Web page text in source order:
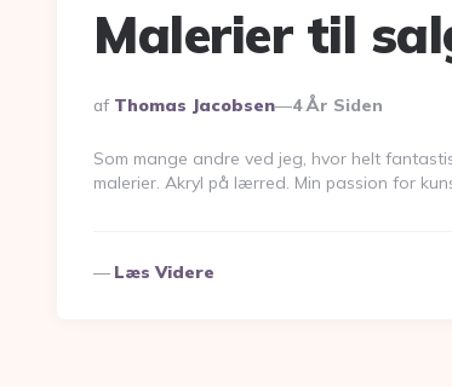
Malerier til
Udgivet
Af Thomas Jacobsen 4 År Siden
Som mange andre ved jeg, hvor helt
malerier. Akryl på lærred. Min passion for
Læs Videre